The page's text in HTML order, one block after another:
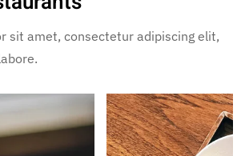
sit amet, consectetur adipiscing elit,